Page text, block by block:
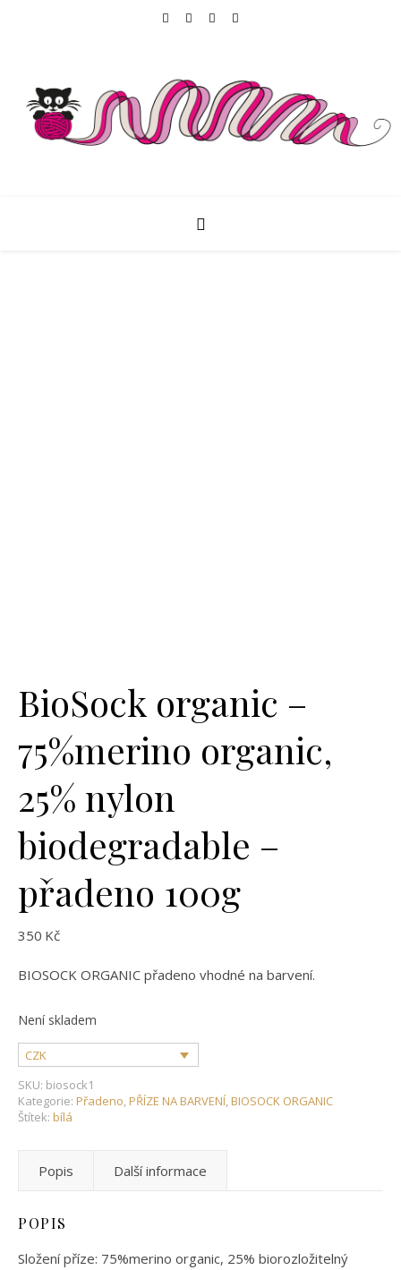
BioSock organic –
75%merino organic,
25% nylon
biodegradable –
přadeno 100g
350 Kč
BIOSOCK ORGANIC přadeno vhodné na barvení.
Není skladem
CZK
SKU: biosock1
Kategorie: Přadeno,PŘÍZE NA BARVENÍ,BIOSOCK ORGANIC
Štítek: bílá
Popis Další informace
POPIS
Složení příze: 75%merino organic, 25% biorozložitelný